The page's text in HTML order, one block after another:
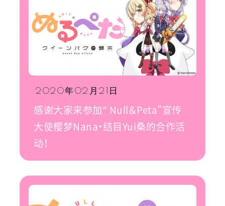
2020年02月21日
感谢大家来参加“ Null＆Peta”宣传
大使樱梦Nana・结目Yui桑的合作活
动！